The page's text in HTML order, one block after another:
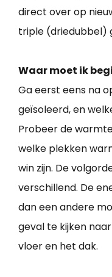
direct over op
triple (driedubbel)
Waar moet ik
Ga eerst eens na
geïsoleerd, en
Probeer de
welke plekken
win zijn. De
verschillend. De
dan een andere
geval te kijken
vloer en het dak.